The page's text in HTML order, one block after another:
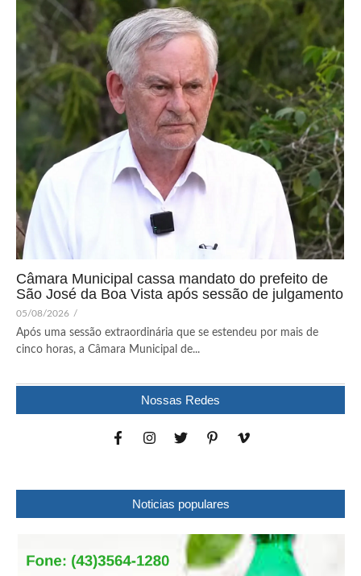
Câmara Municipal cassa mandato do prefeito de
São José da Boa Vista após sessão de julgamento
05/08/2026 /
Após uma sessão extraordinária que se estendeu por mais de
cinco horas, a Câmara Municipal de...
Nossas Redes
Noticias populares